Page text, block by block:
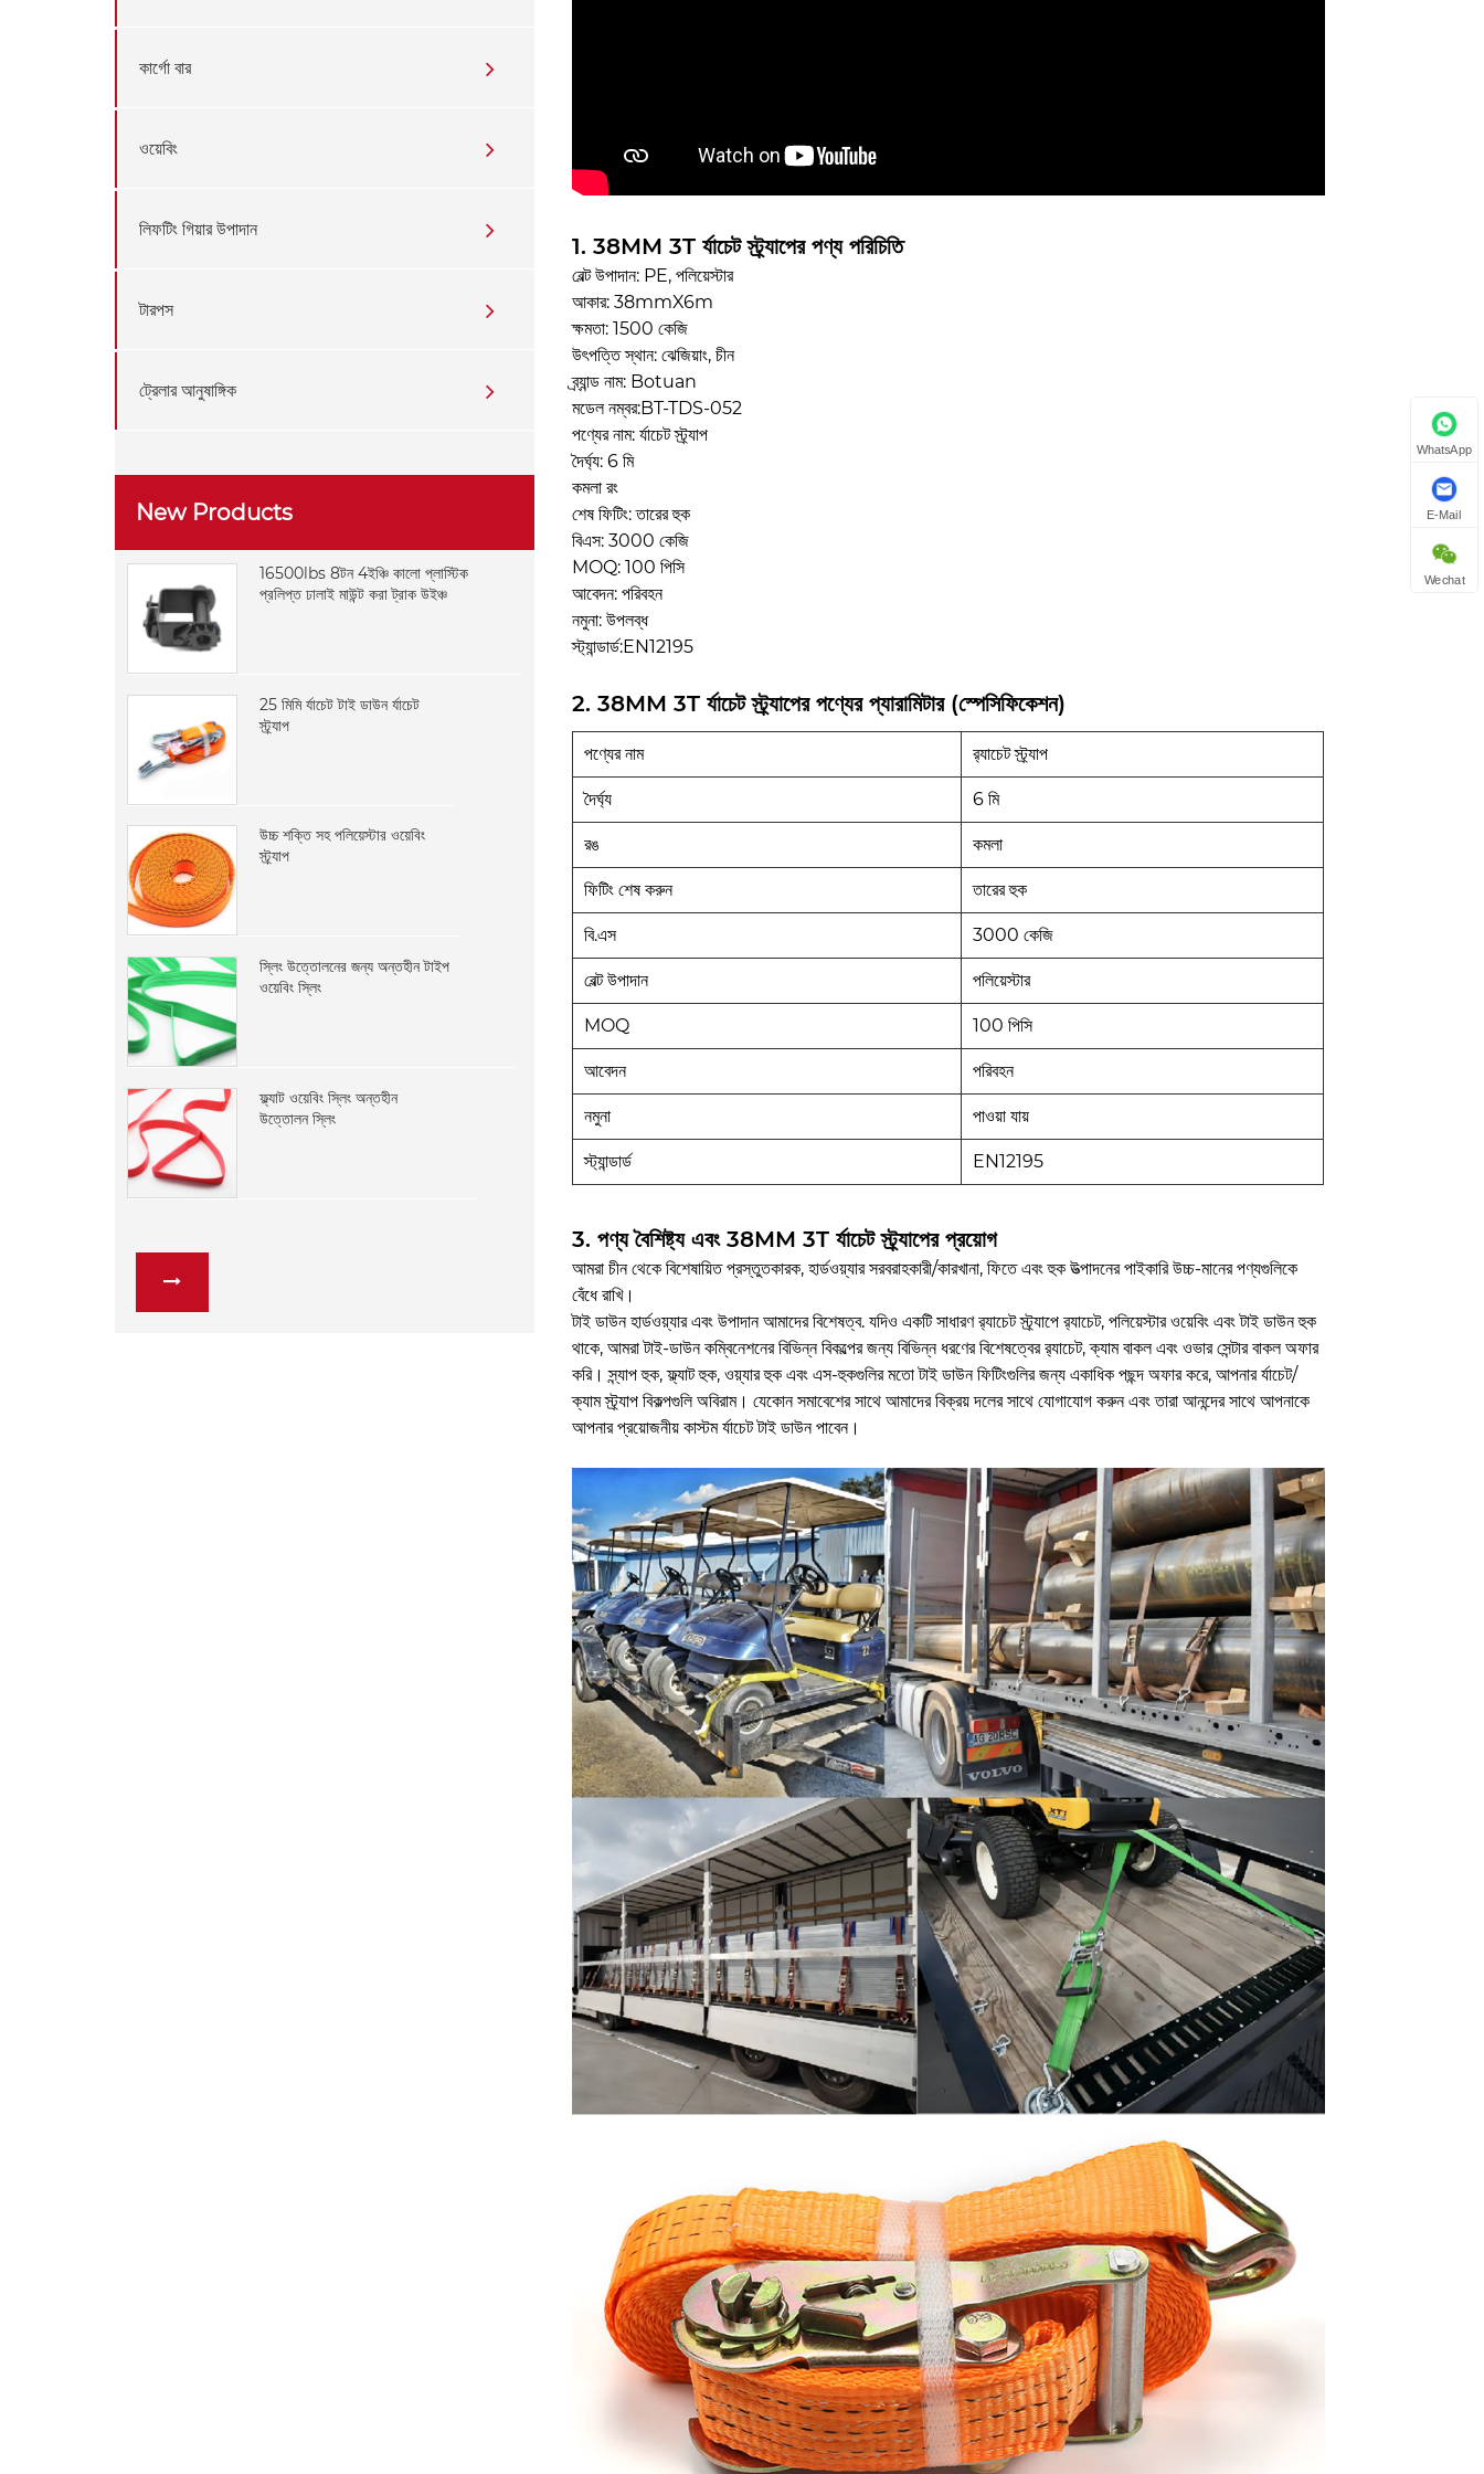
কার্গো বার
ওয়েবিং
লিফটিং গিয়ার উপাদান
টারপস
ট্রেলার আনুষাঙ্গিক
New Products
16500lbs 8টন 4ইঞ্চি কালো প্লাস্টিক
প্রলিপ্ত ঢালাই মাউন্ট করা ট্রাক উইঞ্চ
25 মিমি র্যাচেট টাই ডাউন র্যাচেট
স্ট্র্যাপ
উচ্চ শক্তি সহ পলিয়েস্টার ওয়েবিং
স্ট্র্যাপ
স্লিং উত্তোলনের জন্য অন্তহীন টাইপ
ওয়েবিং স্লিং
ফ্ল্যাট ওয়েবিং স্লিং অন্তহীন
উত্তোলন স্লিং
1. 38MM 3T র্যাচেট স্ট্র্যাপের পণ্য পরিচিতি
বেল্ট উপাদান: PE, পলিয়েস্টার
আকার: 38mmX6m
ক্ষমতা: 1500 কেজি
উৎপত্তি স্থান: ঝেজিয়াং, চীন
ব্র্যান্ড নাম: Botuan
মডেল নম্বর:BT-TDS-052
পণ্যের নাম: র্যাচেট স্ট্র্যাপ
দৈর্ঘ্য: 6 মি
কমলা রং
শেষ ফিটিং: তারের হুক
বিএস: 3000 কেজি
MOQ: 100 পিসি
আবেদন: পরিবহন
নমুনা: উপলব্ধ
স্ট্যান্ডার্ড:EN12195
2. 38MM 3T র্যাচেট স্ট্র্যাপের পণ্যের প্যারামিটার (স্পেসিফিকেশন)
পণ্যের নাম র‌্যাচেট স্ট্র্যাপ
দৈর্ঘ্য 6 মি
রঙ কমলা
ফিটিং শেষ করুন তারের হুক
বি.এস 3000 কেজি
বেল্ট উপাদান পলিয়েস্টার
MOQ 100 পিসি
আবেদন পরিবহন
নমুনা পাওয়া যায়
স্ট্যান্ডার্ড EN12195
3. পণ্য বৈশিষ্ট্য এবং 38MM 3T র্যাচেট স্ট্র্যাপের প্রয়োগ
আমরা চীন থেকে বিশেষায়িত প্রস্তুতকারক, হার্ডওয়্যার সরবরাহকারী/কারখানা, ফিতে এবং হুক উত্পাদনের পাইকারি উচ্চ-মানের পণ্যগুলিকে
বেঁধে রাখি।
টাই ডাউন হার্ডওয়্যার এবং উপাদান আমাদের বিশেষত্ব. যদিও একটি সাধারণ র‌্যাচেট স্ট্র্যাপে র‌্যাচেট, পলিয়েস্টার ওয়েবিং এবং টাই ডাউন হুক
থাকে, আমরা টাই-ডাউন কম্বিনেশনের বিভিন্ন বিকল্পের জন্য বিভিন্ন ধরণের বিশেষত্বের র‌্যাচেট, ক্যাম বাকল এবং ওভার সেন্টার বাকল অফার
করি। স্ন্যাপ হুক, ফ্ল্যাট হুক, ওয়্যার হুক এবং এস-হুকগুলির মতো টাই ডাউন ফিটিংগুলির জন্য একাধিক পছন্দ অফার করে, আপনার র্যাচেট/
ক্যাম স্ট্র্যাপ বিকল্পগুলি অবিরাম। যেকোন সমাবেশের সাথে আমাদের বিক্রয় দলের সাথে যোগাযোগ করুন এবং তারা আনন্দের সাথে আপনাকে
আপনার প্রয়োজনীয় কাস্টম র্যাচেট টাই ডাউন পাবেন।
WhatsApp
E-Mail
Wechat